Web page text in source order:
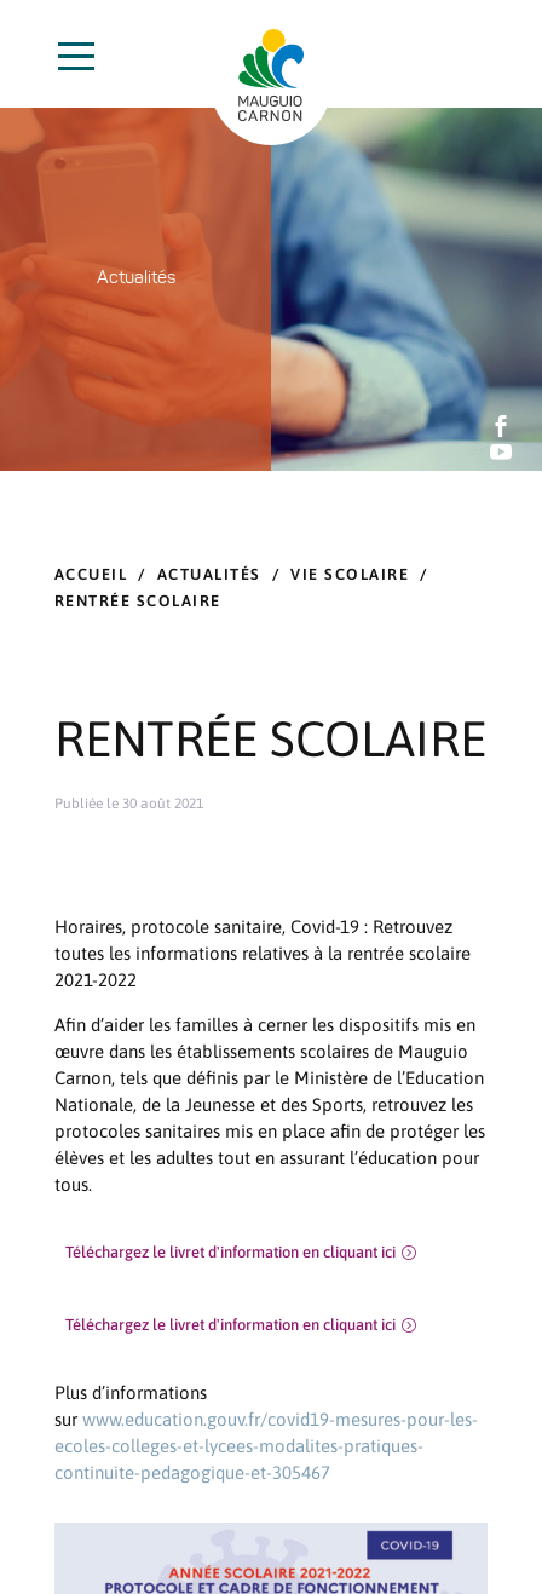


Actualités
ACCUEIL / ACTUALITÉS /VIE SCOLAIRE /
RENTRÉE SCOLAIRE
RENTRÉE SCOLAIRE
Publiée le 30 août 2021
Horaires, protocole sanitaire, Covid-19 : Retrouvez
toutes les informations relatives à la rentrée scolaire
2021-2022
Afin d’aider les familles à cerner les dispositifs mis en
œuvre dans les établissements scolaires de Mauguio
Carnon, tels que définis par le Ministère de l’Education
Nationale, de la Jeunesse et des Sports, retrouvez les
protocoles sanitaires mis en place afin de protéger les
élèves et les adultes tout en assurant l’éducation pour
tous.
Téléchargez le livret d'information en cliquant ici
Téléchargez le livret d'information en cliquant ici
Plus d’informations
sur www.education.gouv.fr/covid19-mesures-pour-les-
ecoles-colleges-et-lycees-modalites-pratiques-
continuite-pedagogique-et-305467